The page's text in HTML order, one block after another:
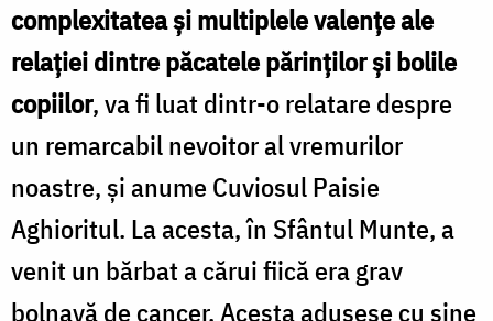
complexitatea şi multiplele valenţe ale
relaţiei dintre păcatele părinţilor şi bolile
copiilor, va fi luat dintr-o relatare despre
un remarcabil nevoitor al vremurilor
noastre, şi anume Cuviosul Paisie
Aghioritul. La acesta, în Sfântul Munte, a
venit un bărbat a cărui fiică era grav
bolnavă de cancer. Acesta adusese cu sine